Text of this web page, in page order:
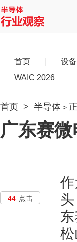
首页 设
WAIC 2026
首页 > 半导体 >
广东赛
44 点击